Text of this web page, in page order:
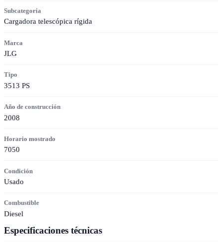
Subcategoría
Cargadora telescópica rígida
Marca
JLG
Tipo
3513 PS
Año de construcción
2008
Horario mostrado
7050
Condición
Usado
Combustible
Diesel
Especificaciones técnicas